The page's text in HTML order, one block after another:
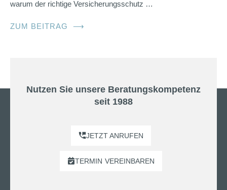
warum der richtige Versicherungsschutz …
ZUM BEITRAG ⟶
Nutzen Sie unsere Beratungskompetenz
seit 1988
JETZT ANRUFEN
TERMIN VEREINBAREN